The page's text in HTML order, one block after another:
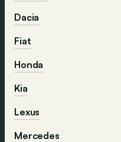
Dacia
Fiat
Honda
Kia
Lexus
Mercedes